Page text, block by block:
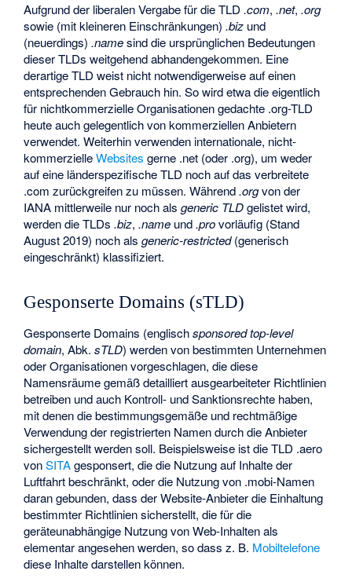
Aufgrund der liberalen Vergabe für die TLD.com,.net,.org
sowie (mit kleineren Einschränkungen).biz und
(neuerdings).namesind die ursprünglichen Bedeutungen
dieser TLDs weitgehend abhandengekommen. Eine
derartige TLD weist nicht notwendigerweise auf einen
entsprechenden Gebrauch hin. So wird etwa die eigentlich
für nichtkommerzielle Organisationen gedachte .org-TLD
heute auch gelegentlich von kommerziellen Anbietern
verwendet. Weiterhin verwenden internationale, nicht-
kommerzielleWebsites gerne .net (oder .org), um weder
auf eine länderspezifische TLD noch auf das verbreitete
.com zurückgreifen zu müssen. Während.orgvon der
IANA mittlerweile nur noch alsgeneric TLDgelistet wird,
werden die TLDs.biz,.name und.provorläufig (Stand
August 2019) noch alsgeneric-restricted(generisch
eingeschränkt) klassifiziert.
Gesponserte Domains (sTLD)
Gesponserte Domains (englischsponsored top-level
domain, Abk.sTLD) werden von bestimmten Unternehmen
oder Organisationen vorgeschlagen, die diese
Namensräume gemäß detailliert ausgearbeiteter Richtlinien
betreiben und auch Kontroll- und Sanktionsrechte haben,
mit denen die bestimmungsgemäße und rechtmäßige
Verwendung der registrierten Namen durch die Anbieter
sichergestellt werden soll. Beispielsweise ist die TLD .aero
vonSITAgesponsert, die die Nutzung auf Inhalte der
Luftfahrt beschränkt, oder die Nutzung von .mobi-Namen
daran gebunden, dass der Website-Anbieter die Einhaltung
bestimmter Richtlinien sicherstellt, die für die
geräteunabhängige Nutzung von Web-Inhalten als
elementar angesehen werden, so dass z. B. Mobiltelefone
diese Inhalte darstellen können.